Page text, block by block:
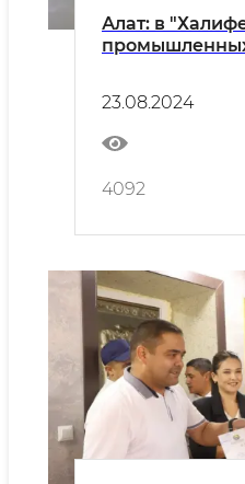
Алат: в
23.08.2024
4092